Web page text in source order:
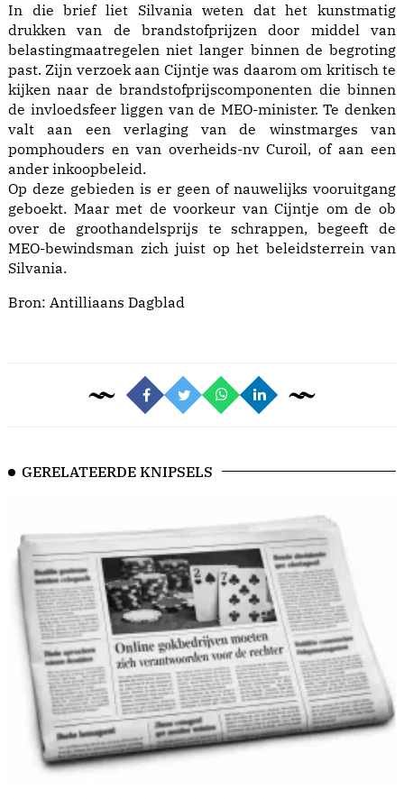
In die brief liet Silvania weten dat het kunstmatig
drukken van de brandstofprijzen door middel van
belastingmaatregelen niet langer binnen de begroting
past. Zijn verzoek aan Cijntje was daarom om kritisch te
kijken naar de brandstofprijscomponenten die binnen
de invloedsfeer liggen van de MEO-minister. Te denken
valt aan een verlaging van de winstmarges van
pomphouders en van overheids-nv Curoil, of aan een
ander inkoopbeleid.
Op deze gebieden is er geen of nauwelijks vooruitgang
geboekt. Maar met de voorkeur van Cijntje om de ob
over de groothandelsprijs te schrappen, begeeft de
MEO-bewindsman zich juist op het beleidsterrein van
Silvania.
Bron: Antilliaans Dagblad
GERELATEERDE KNIPSELS